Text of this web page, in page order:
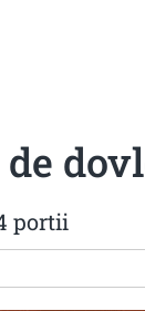
portii